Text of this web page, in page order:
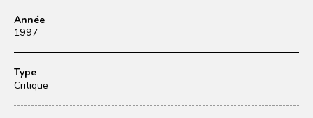
Année
1997
Type
Critique